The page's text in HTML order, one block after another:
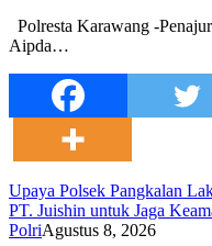
Polresta Karawang -
Aipda…
Upaya Polsek Pangkalan
PT. Juishin untuk Jaga
PolriAgustus 8, 2026